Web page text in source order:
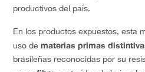
productivos del país.
En los productos expuestos, esta
uso de materias primas
brasileñas reconocidas por su